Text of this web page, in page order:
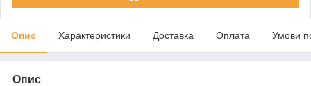
Опис Характеристики Доставка Оплата Умови
Опис